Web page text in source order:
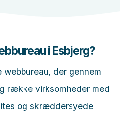
i Esbjerg?
der gennem
række virksomheder med
og skræddersyede